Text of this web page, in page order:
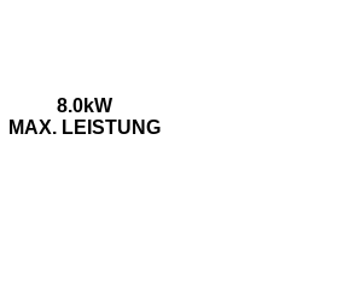
8.0kW
MAX. LEISTUNG